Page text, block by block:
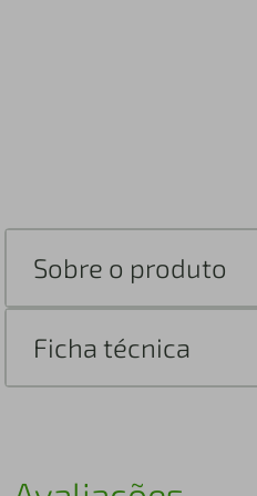
Sobre o produto
Ficha técnica